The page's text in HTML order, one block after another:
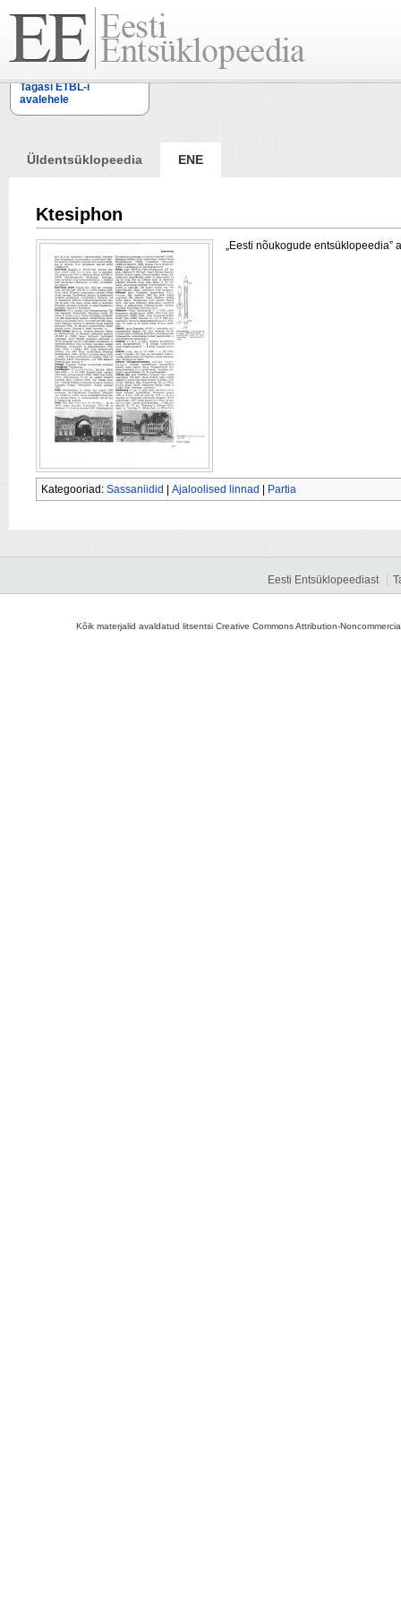
Tagasi ETBL-i
avalehele
Üldentsüklopeedia ENE
Ktesiphon
„Eesti nõukogude entsüklopeedia”
Kategooriad: Sassaniidid Ajaloolised linnad Partia
Eesti Entsüklopeediast
Kõik materjalid avaldatud litsentsi Creative Commons Attribution-